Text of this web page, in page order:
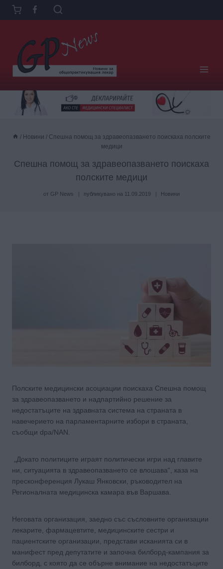
Към
съдържанието
/ Новини / Спешна помощ за здравеопазването поискаха полските
медици
Спешна помощ за здравеопазването поискаха
полските медици
от GP News публикувано на 11.09.2019 Новини
Полските медицински асоциации поискаха Спешна помощ
за здравеопазването и надпартийно решение за
недостатъците на здравната система на страната в
навечерието на парламентарните избори в страната,
съобщи dpa/NAN.
„Докато политиците играят политически игри над главите
ни, ситуацията в здравеопазването се влошава“, каза на
пресконференция Лукаш Янковски, ръководител на
Регионалната медицинска камара във Варшава.
Неговата организация, заедно със съсловните организации
лекарите, фармацевтите, медицинските сестри и
пациентските организации, представи исканията си в
манифест пред депутатите и започна билборд-кампания за
билборд, с която да се обърне внимание на недостатъците